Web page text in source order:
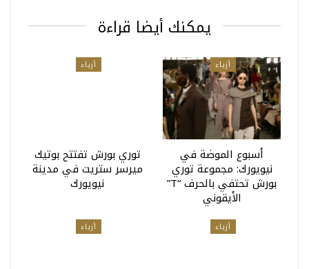
يمكنك أيضا قراءة
أزياء
أسبوع الموضة في
نيويورك: مجموعة توري
بورش تحتفي بالحرف “T”
الأيقوني
أزياء
توري بورش تفتتح بوتيك
ميرسر ستريت في مدينة
نيويورك
أزياء أزياء